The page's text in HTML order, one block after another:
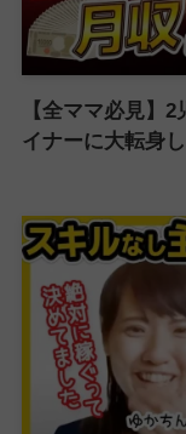
【全ママ必見】
イナーに大転身